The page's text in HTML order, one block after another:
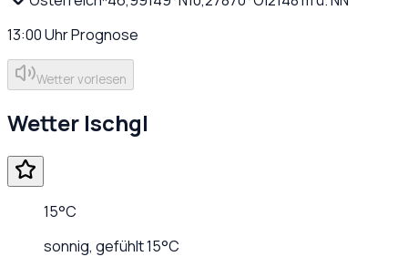
13:00UhrPrognose
Wetter vorlesen
Wetter Ischgl
15°C
sonnig, gefühlt15°C